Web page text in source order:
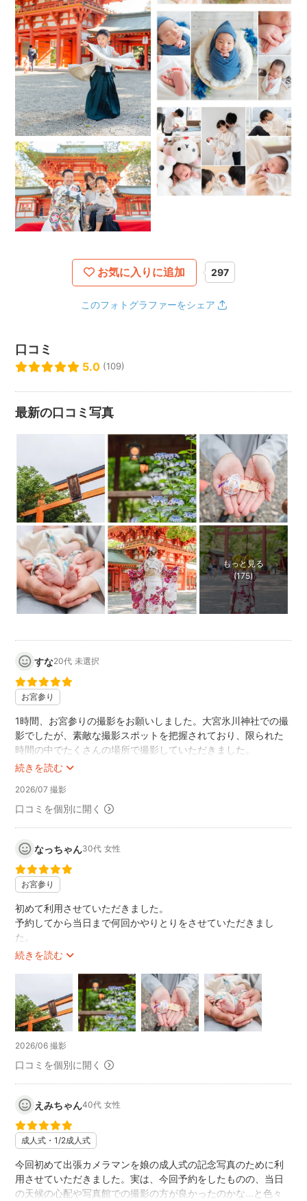
- - - - - - - - - -
◆出張範囲について
現在は埼玉県内のみ出張しております。
お知らせに記載のある日程のみ、東京都内の撮影も対応して
おります。
長年東京に住んでおりましたので東京の地理も詳しいです。
東京都内の撮影の場合、電車移動のため最寄り駅から徒歩で
行ける場所に限らせていただきます。
⚠️千葉や群馬など、埼玉・東京以外は受け付けておりませ
ん。
たま市周辺地域に限定させていただいております。
ポートフォリオに掲載している写真のほとんどが埼玉県内で
埼玉のフォトスポットも多数把握しておりますので「桜で撮
りたいけど混雑は避けたい…」「埼玉でネモフィラと撮りた
まれている方はぜひご相談ください！埼玉にもネモフィラあ
(申し訳ございませんがご予約いただける方のみご相談に応じ
ています。おすすめの場所だけ教えてくださいはご遠慮くだ
さいませ🙇‍♀️)
以下は過去に撮影経験のある神社・庭園になります。七五
三、お宮参りなど神社での撮影をご検討中の方はぜひ参考に
してください（埼玉県＋東京都の一部のみ記載）。
主に大宮氷川神社や川越氷川神社での撮影経験が豊富で、境
内の流れやおすすめスポットを熟知しておりますので、安心
初めての場所であっても当日早めに行きロケハンを行いま
す。撮影スポットを把握してから撮影に入りますのでご安心
ください。
◎大宮氷川神社(さいたま市)…200回以上撮影経験あり
◎川越氷川神社(川越市)…50回以上
○川越八幡宮(川越市)
○喜多院(川越市)
○岩槻久伊豆神社(さいたま市)
○上尾氷川鍬神社(上尾市)
○鎮守氷川神社(川口市)
○峯ヶ岡八幡神社(川口市)
○長宮氷川神社(ふじみ野市)
○水宮神社(富士見市)
○久伊豆神社(越谷市)
○香取神社(越谷市)
○花田苑(越谷市)
○春日部八幡神社(春日部市)
◇氷川八幡神社(和光市)
◇野火止氷川神社(新座市)
◇本宿天神社(北本市)
◇鴻神社(鴻巣市)
◇玉敷神社(加須市)
◇赤坂日枝神社(東京都千代田区)
◇水天宮(東京都中央区)
◇赤羽八幡神社(東京都北区)
etc…
※ ◇の神社は3～4月、10～12月は対応しておりません。
す。混雑を避けたい場合、8～10時頃の午前中の早い時間また
は午後13時半以降の撮影がおすすめです。
お気に入りに追加 297
このフォトグラファーをシェア
口コミ
5.0 (109)
最新の口コミ写真
もっと見る
(175)
すな20代 未選択
お宮参り
続きを読む
1時間、お宮参りの撮影をお願いしました。大宮氷川神社での撮
影でしたが、素敵な撮影スポットを把握されており、限られた
時間の中でたくさんの場所で撮影していただきました。
また、移動中のオフショットや子どものパーツ写真まで撮って
いただき、とても嬉しかったです。産着の着付けも不安でした
暑い中での撮影でしたが、終始丁寧に声をかけてくださり、優
ることができました。
出来上がった写真もどれも素敵で、家族みんな大満足です！本
当にありがとうございました。
2026/07 撮影
口コミを個別に開く
なっちゃん30代 女性
お宮参り
続きを読む
初めて利用させていただきました。
予約してから当日まで何回かやりとりをさせていただきまし
た。
季節柄、天気が心配でしたが無事に行えて良かったです。
ポーズをとるときも分かりやすくカメラ目線になるように誘導
してくださったりと、とても助かりました(^^)
仕上がり具合も鮮やかで綺麗です。
また機会がありましたらぜひお願いしたいと思います。
ありがとうございました。
2026/06 撮影
口コミを個別に開く
えみちゃん40代 女性
成人式・1/2成人式
今回初めて出張カメラマンを娘の成人式の記念写真のために利
用させていただきました。実は、今回予約をしたものの、当日
の天候の心配や写真館での撮影の方が良かったのかな…と色々